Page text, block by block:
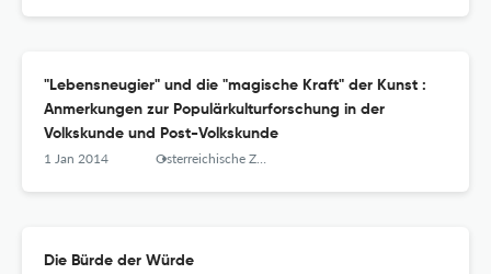
"Lebensneugier" und die "magische Kraft" der Kunst :
Anmerkungen zur Populärkulturforschung in der
Volkskunde und Post-Volkskunde
1 Jan 2014 Osterreichische Zeitschrift Fur Volkskunde
Die Bürde der Würde